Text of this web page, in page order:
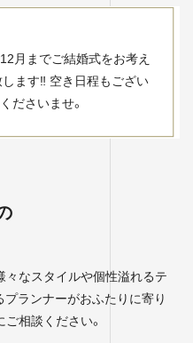
月までご結婚式をお考え
ます‼ 空き日程もござい
ださいませ。
々なスタイルや個性溢れるテ
ランナーがおふたりに寄り
相談ください。